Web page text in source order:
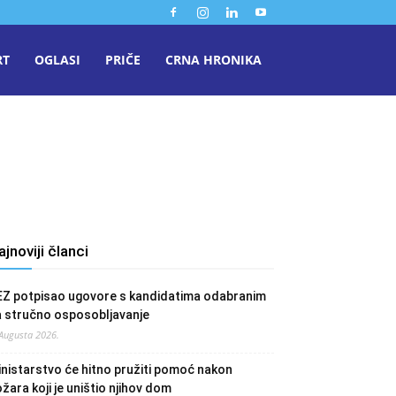
OGLASI PRIČE CRNA HRONIKA
članci
potpisao ugovore s kandidatima odabranim
stručno osposobljavanje
2026.
će hitno pružiti pomoć nakon
koji je uništio njihov dom